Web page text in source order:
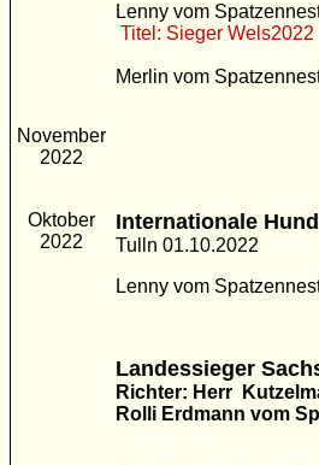
Lenny vom
Titel: Sieger Wels2022
Merlin vom
November
2022
Oktober
2022
Internationale
Tulln 01.10.2022
Lenny vom
Landessieger
Richter: Herr
Rolli Erdmann vom